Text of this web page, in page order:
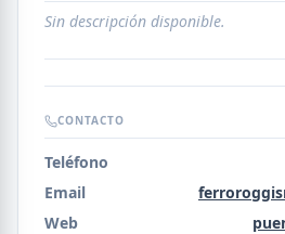
Sin descripción disponible.
CONTACTO
Teléfono
Email
Web